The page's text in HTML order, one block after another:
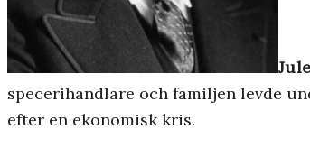
specerihandlare och familjen levde
efter en ekonomisk kris.